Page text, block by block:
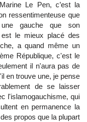
Le Pen, c’est la
ressentimenteuse que
gauche que son
le mieux placé des
a quand même un
République, c'est le
il n'aura pas de
en trouve une, je pense
de se laisser
l'islamogauchisme, qui
en permanence la
propos que la plupart